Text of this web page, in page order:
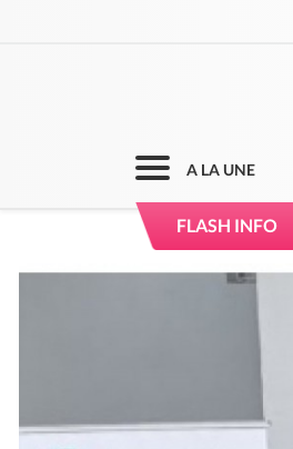
A LA UNE
FLASH INFO